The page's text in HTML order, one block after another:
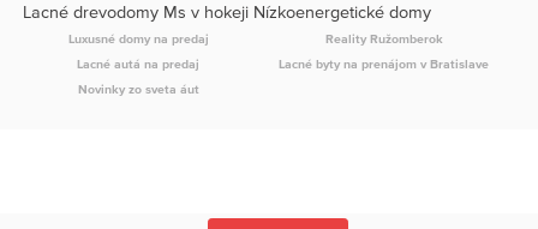
Lacné drevodomy Ms v hokeji Nízkoenergetické domy
Luxusné domy na predaj
Reality Ružomberok
Lacné autá na predaj
Lacné byty na prenájom v Bratislave
Novinky zo sveta áut